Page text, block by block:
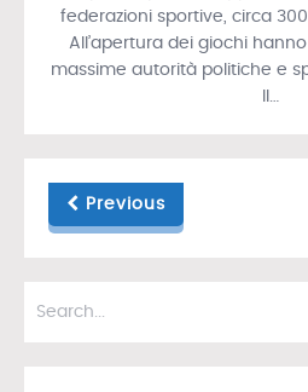
federazioni sportive, circa
All’apertura dei giochi
massime autorità politiche e
Previous